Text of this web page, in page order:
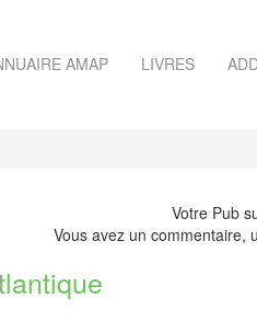
AMAP LIVRES
Votre Pub
Vous avez un commentaire,